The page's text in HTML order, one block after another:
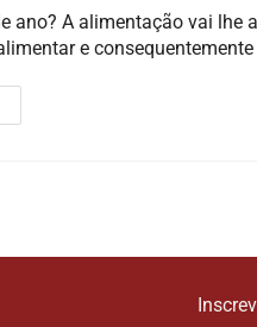
ano? A alimentação vai lhe
e